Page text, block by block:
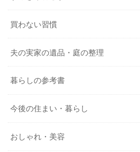
買わない習慣
夫の実家の遺品・庭の整理
暮らしの参考書
今後の住まい・暮らし
おしゃれ・美容